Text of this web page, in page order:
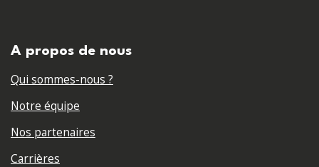
A propos de nous
Qui sommes-nous ?
Notre équipe
Nos partenaires
Carrières